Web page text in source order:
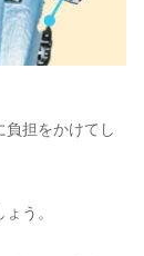
負担をかけてし
ょう。